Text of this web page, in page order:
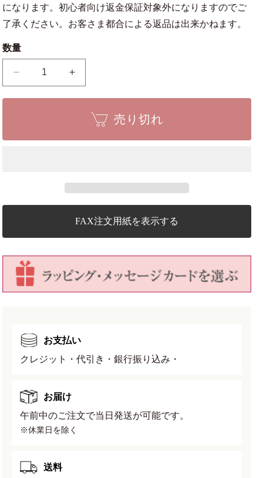
になります。初心者向け返金保証対象外になりますのでご
了承ください。お客さま都合による返品は出来かねます。
数量
葉
量
を
減
【一
香
葉
No.193
量
を
売り切れ
FAX注文用紙を表示する
お支払い
クレジット・代引き・銀行振り込み・
お届け
午前中のご注文で当日発送が可能です。
※休業日を除く
送料